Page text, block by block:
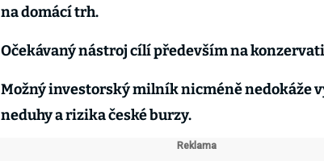
na domácí trh.
Očekávaný nástroj cílí především na
Možný investorský milník nicméně nedokáže
neduhy a rizika české burzy.